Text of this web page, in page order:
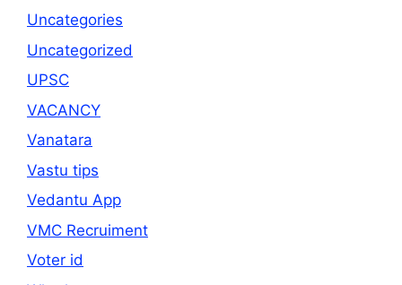
Uncategories
Uncategorized
UPSC
VACANCY
Vanatara
Vastu tips
Vedantu App
VMC Recruiment
Voter id